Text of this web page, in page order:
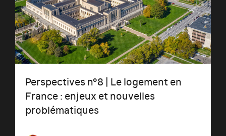
Perspectives n°8 | Le logement en
France : enjeux et nouvelles
problématiques